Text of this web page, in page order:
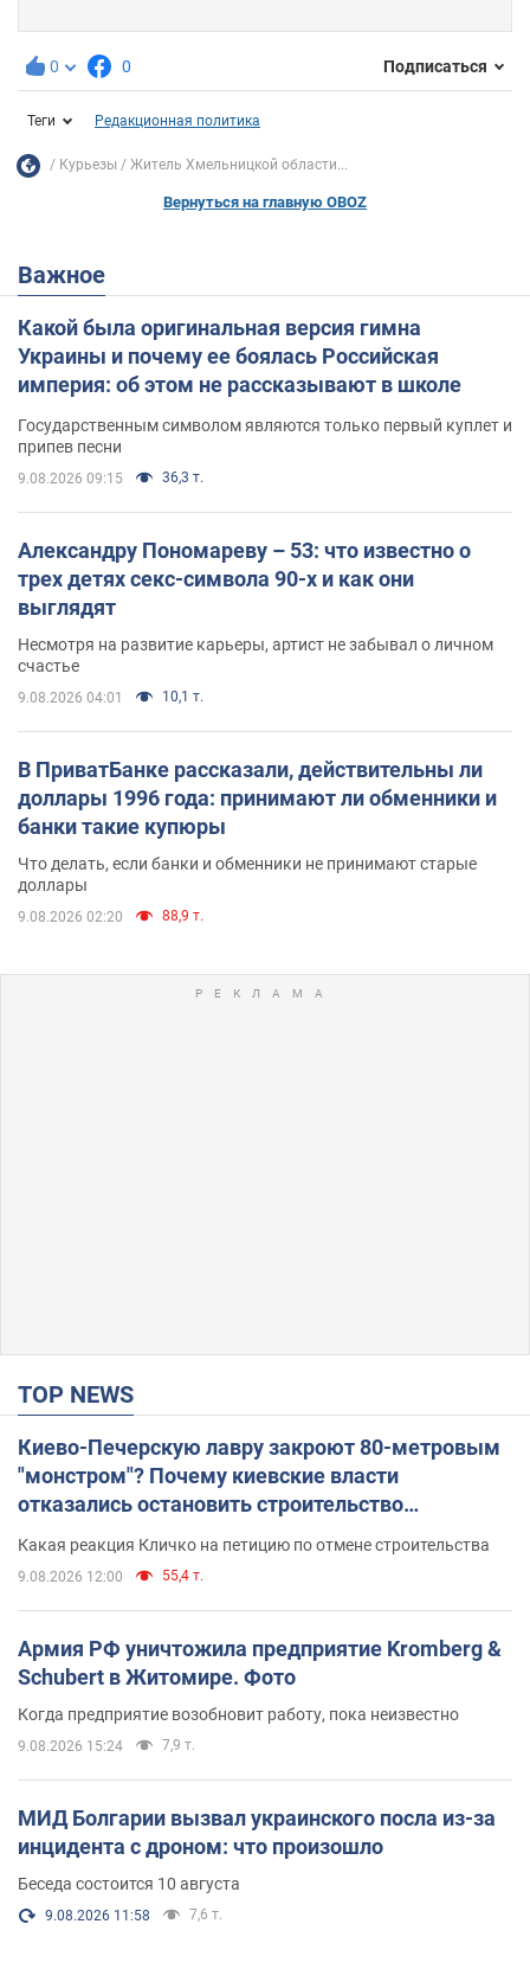
0 0 Подписаться
Теги Редакционная политика
Курьезы Житель Хмельницкой области...
Вернуться на главную OBOZ
Важное
Какой была оригинальная версия гимна
Украины и почему ее боялась Российская
империя: об этом не рассказывают в школе
Государственным символом являются только первый куплет и
припев песни
9.08.2026 09:15 36,3 т.
Александру Пономареву – 53: что известно о
трех детях секс-символа 90-х и как они
выглядят
Несмотря на развитие карьеры, артист не забывал о личном
счастье
9.08.2026 04:01 10,1 т.
В ПриватБанке рассказали, действительны ли
доллары 1996 года: принимают ли обменники и
банки такие купюры
Что делать, если банки и обменники не принимают старые
доллары
9.08.2026 02:20 88,9 т.
TOP NEWS
Киево-Печерскую лавру закроют 80-метровым
"монстром"? Почему киевские власти
отказались остановить строительство
Какая реакция Кличко на петицию по отмене строительства
9.08.2026 12:00 55,4 т.
Армия РФ уничтожила предприятие Kromberg &
Schubert в Житомире. Фото
Когда предприятие возобновит работу, пока неизвестно
9.08.2026 15:24 7,9 т.
МИД Болгарии вызвал украинского посла из-за
инцидента с дроном: что произошло
Беседа состоится 10 августа
9.08.2026 11:58 7,6 т.